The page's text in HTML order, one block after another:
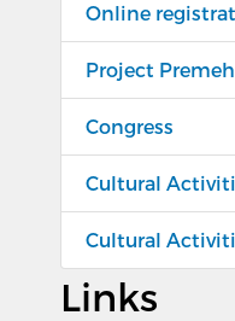
Online
Project
Congress
Cultural
Cultural
Links